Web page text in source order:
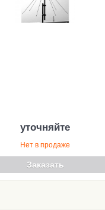
уточняйте
Нет в продаже
Заказать